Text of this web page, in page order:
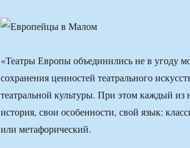
«Театры Европы объединились не в угоду
сохранения ценностей театрального
театральной культуры. При этом каждый
история, свои особенности, свой язык:
или метафорический.